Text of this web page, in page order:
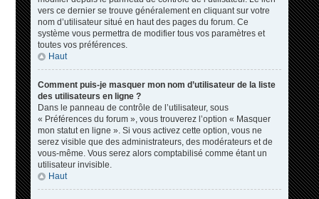
vers ce dernier se trouve généralement en cliquant sur votre
nom d’utilisateur situé en haut des pages du forum. Ce
système vous permettra de modifier tous vos paramètres et
toutes vos préférences.
Haut
Comment puis-je masquer mon nom d’utilisateur de la liste
des utilisateurs en ligne ?
Dans le panneau de contrôle de l’utilisateur, sous
« Préférences du forum », vous trouverez l’option « Masquer
mon statut en ligne ». Si vous activez cette option, vous ne
serez visible que des administrateurs, des modérateurs et de
vous-même. Vous serez alors comptabilisé comme étant un
utilisateur invisible.
Haut